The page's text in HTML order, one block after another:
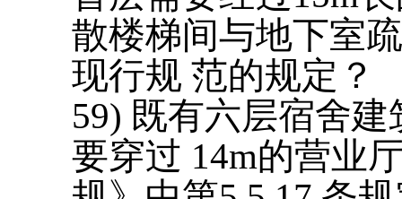
散楼梯间与地下室
现行规 范的规定？
59) 既有六层宿舍
要穿过 14m的营业